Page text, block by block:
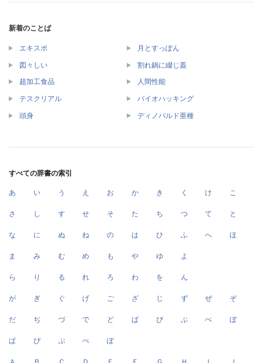
新着のことば
エキスポ 月とすっぽん
図々しい 割れ鍋に綴じ蓋
超加工食品 人間性能
テスクリアル バイオハッキング
頭身 ディノバルド亜種
すべての辞書の索引
あ い う え お か き く け こ
さ し す せ そ た ち つ て と
な に ぬ ね の は ひ ふ へ ほ
ま み む め も や ゆ よ
ら り る れ ろ わ を ん
が ぎ ぐ げ ご ざ じ ず ぜ ぞ
だ ぢ づ で ど ば び ぶ べ ぼ
ぱ ぴ ぷ ぺ ぽ